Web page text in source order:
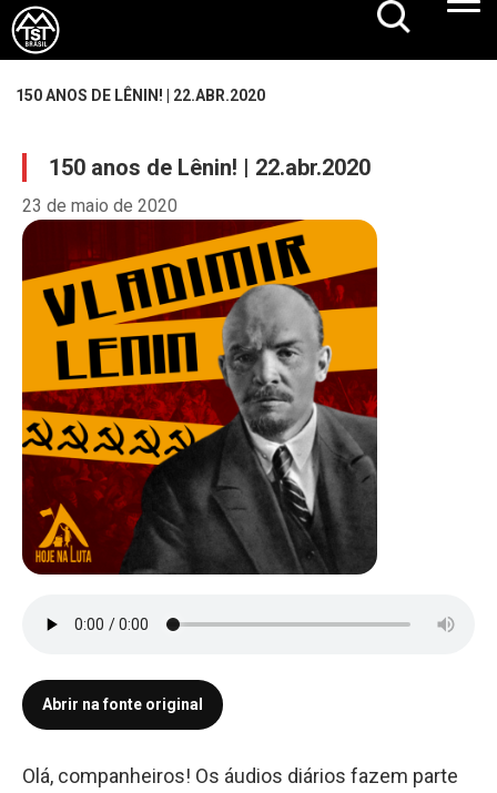
150 ANOS DE LÊNIN! | 22.ABR.2020
150 anos de Lênin! | 22.abr.2020
23 de maio de 2020
Abrir na fonte original
Olá, companheiros! Os áudios diários fazem parte